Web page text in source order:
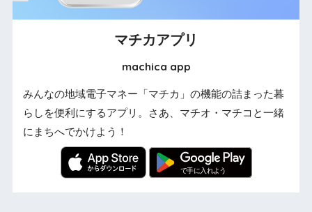
マチカアプリ
machica app
みんなの地域電子マネー「マチカ」の機能の詰まった暮
らしを便利にするアプリ。さあ、マチオ・マチコと一緒
にまちへでかけよう！